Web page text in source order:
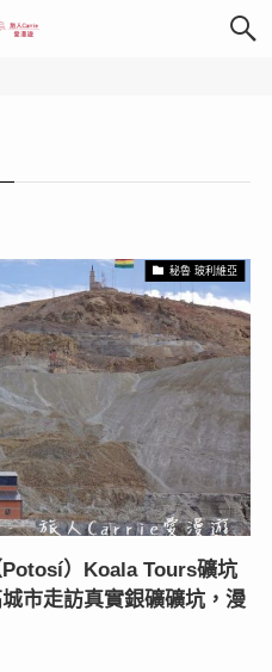
秘魯 玻利維亞
Potosí）Koala Tours礦坑
市走訪真實銀礦礦坑，漫